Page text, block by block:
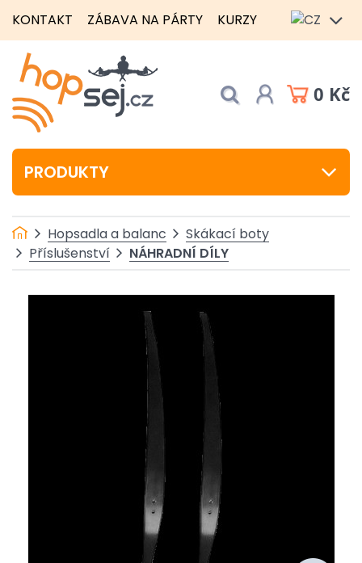
KONTAKT ZÁBAVA NA PÁRTY KURZY
0 Kč
PRODUKTY
Hopsadla a balanc
Skákací boty
Příslušenství
NÁHRADNÍ DÍLY